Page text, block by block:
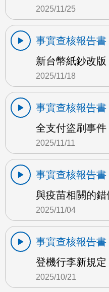
2025/11/25
事實查核報告書
新台幣紙鈔改
2025/11/18
事實查核報告書
全支付盜刷事
2025/11/11
事實查核報告書
與疫苗相關的
2025/11/04
事實查核報告書
登機行李新規
2025/10/21